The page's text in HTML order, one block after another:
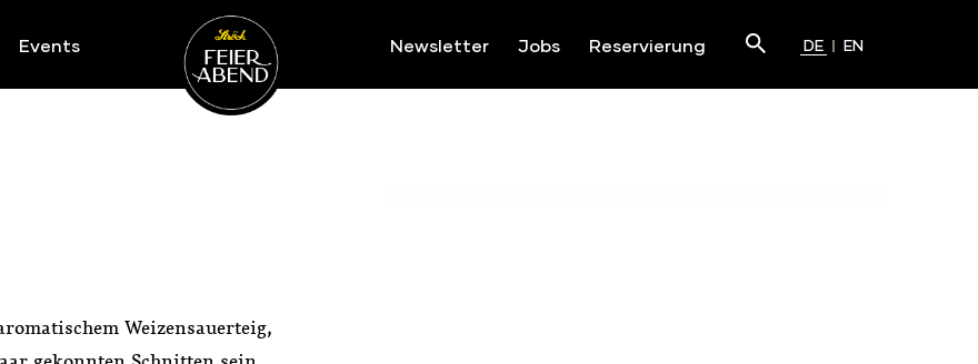
Events Newsletter Jobs Reservierung
Suchen
Submit
DE EN
Weizensauerteig,